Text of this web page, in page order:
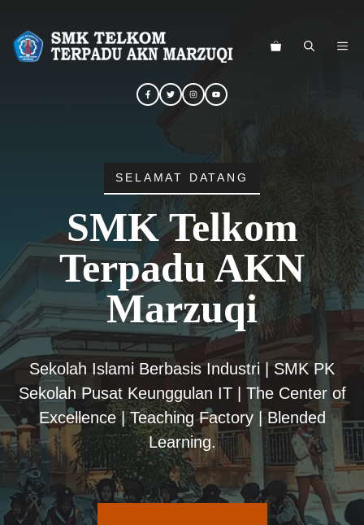
SELAMAT DATANG
SMK Telkom
Terpadu AKN
Marzuqi
Sekolah Islami Berbasis Industri | SMK PK
Sekolah Pusat Keunggulan IT | The Center of
Excellence | Teaching Factory | Blended
Learning.